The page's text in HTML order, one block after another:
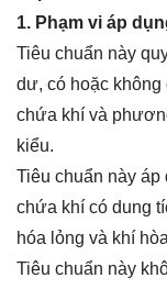
1. Phạm vi áp
Tiêu chuẩn này
dư, có hoặc không
chứa khí và
kiểu.
Tiêu chuẩn này
chứa khí có dung
hóa lỏng và khí
Tiêu chuẩn này